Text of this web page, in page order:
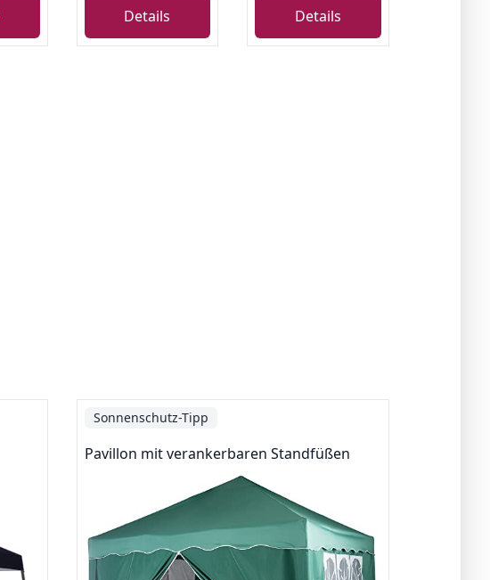
Details Details
Sonnenschutz-Tipp
Pavillon mit verankerbaren Standfüßen